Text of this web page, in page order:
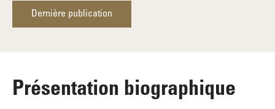
Dernière publication
Présentation biographique